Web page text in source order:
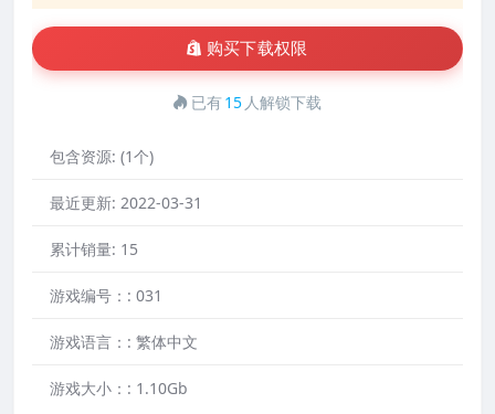
购买下载权限
已有15 人解锁下载
包含资源: (1个)
最近更新: 2022-03-31
累计销量: 15
游戏编号：: 031
游戏语言：: 繁体中文
游戏大小：: 1.10Gb